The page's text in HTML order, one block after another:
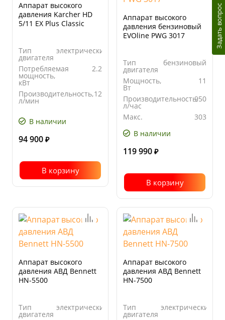
Аппарат высокого
давления Karcher HD
5/11 EX Plus Classic
Тип
двигателя
электрический
Потребляемая
мощность,
кВт
2.2
Производительность,
л/мин
12
л/часВ наличии
94 900 ₽
В корзину
Аппарат высокого
давления бензиновый
EVOline PWG 3017
Тип
двигателя
бензиновый
Мощность,
Вт
11
Производительность,
л/час
950
Макс.
рабочее
давление,
303
В наличии
119 990 ₽
В корзину
Аппарат высокого
давления АВД Bennett
HN-5500
Тип
двигателя
электрический
Аппарат высокого
давления АВД Bennett
HN-7500
Тип
двигателя
электрический
Задать вопрос